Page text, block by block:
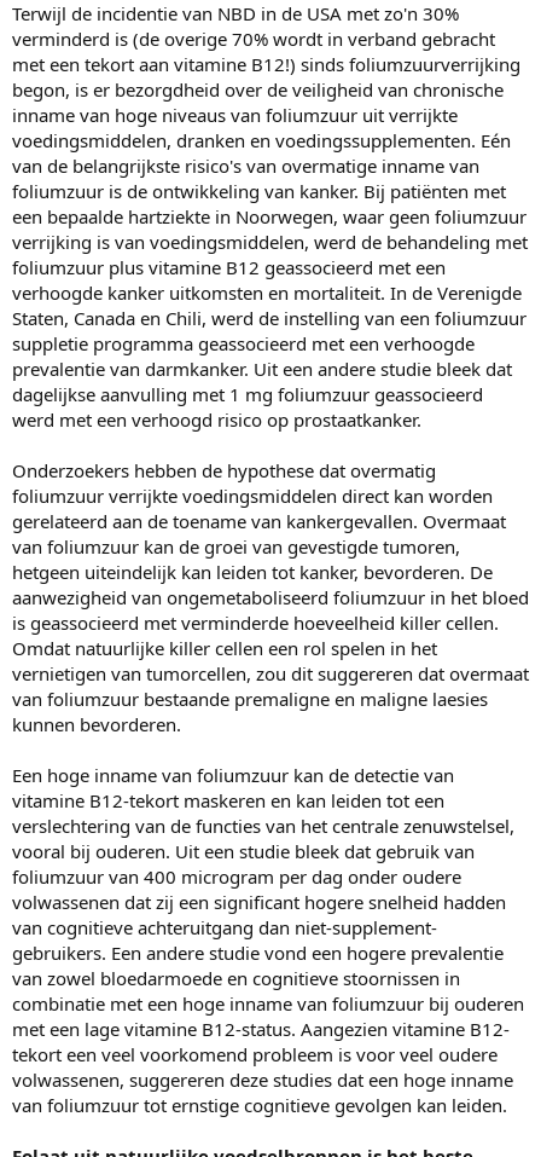
Terwijl de incidentie van NBD in de USA met zo'n 30%
verminderd is (de overige 70% wordt in verband gebracht
met een tekort aan vitamine B12!) sinds foliumzuurverrijking
begon, is er bezorgdheid over de veiligheid van chronische
inname van hoge niveaus van foliumzuur uit verrijkte
voedingsmiddelen, dranken en voedingssupplementen. Eén
van de belangrijkste risico's van overmatige inname van
foliumzuur is de ontwikkeling van kanker. Bij patiënten met
een bepaalde hartziekte in Noorwegen, waar geen foliumzuur
verrijking is van voedingsmiddelen, werd de behandeling met
foliumzuur plus vitamine B12 geassocieerd met een
verhoogde kanker uitkomsten en mortaliteit. In de Verenigde
Staten, Canada en Chili, werd de instelling van een foliumzuur
suppletie programma geassocieerd met een verhoogde
prevalentie van darmkanker. Uit een andere studie bleek dat
dagelijkse aanvulling met 1 mg foliumzuur geassocieerd
werd met een verhoogd risico op prostaatkanker.
Onderzoekers hebben de hypothese dat overmatig
foliumzuur verrijkte voedingsmiddelen direct kan worden
gerelateerd aan de toename van kankergevallen. Overmaat
van foliumzuur kan de groei van gevestigde tumoren,
hetgeen uiteindelijk kan leiden tot kanker, bevorderen. De
aanwezigheid van ongemetaboliseerd foliumzuur in het bloed
is geassocieerd met verminderde hoeveelheid killer cellen.
Omdat natuurlijke killer cellen een rol spelen in het
vernietigen van tumorcellen, zou dit suggereren dat overmaat
van foliumzuur bestaande premaligne en maligne laesies
kunnen bevorderen.
Een hoge inname van foliumzuur kan de detectie van
vitamine B12-tekort maskeren en kan leiden tot een
verslechtering van de functies van het centrale zenuwstelsel,
vooral bij ouderen. Uit een studie bleek dat gebruik van
foliumzuur van 400 microgram per dag onder oudere
volwassenen dat zij een significant hogere snelheid hadden
van cognitieve achteruitgang dan niet-supplement-
gebruikers. Een andere studie vond een hogere prevalentie
van zowel bloedarmoede en cognitieve stoornissen in
combinatie met een hoge inname van foliumzuur bij ouderen
met een lage vitamine B12-status. Aangezien vitamine B12-
tekort een veel voorkomend probleem is voor veel oudere
volwassenen, suggereren deze studies dat een hoge inname
van foliumzuur tot ernstige cognitieve gevolgen kan leiden.